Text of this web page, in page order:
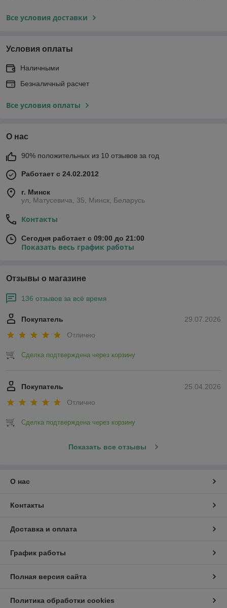
Все условия доставки
Условия оплаты
Наличными
Безналичный расчет
Все условия оплаты
О нас
90% положительных из 10 отзывов за год
Работает с 24.02.2012
г. Минск
ул, Матусевича, 35, Минск, Беларусь
Контакты
Сегодня работает с 09:00 до 21:00
Показать весь график работы
Отзывы о магазине
136 отзывов за всё время
29.07.2026
Покупатель
Отлично
Сделка подтверждена через корзину
25.04.2026
Покупатель
Отлично
Сделка подтверждена через корзину
Показать все отзывы
О нас
Контакты
Доставка и оплата
График работы
Полная версия сайта
Политика обработки cookies